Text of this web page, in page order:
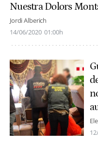
Nuestra Dolors
Jordi Alberich
14/06/2020 01:00h